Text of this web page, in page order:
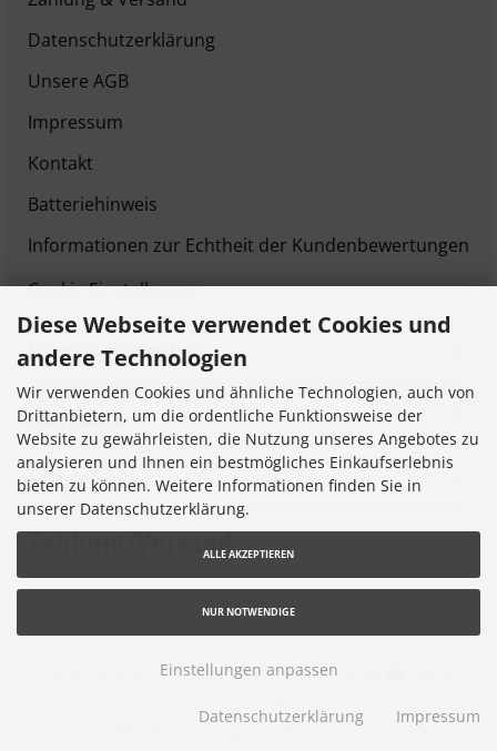
Datenschutzerklärung
Unsere AGB
Impressum
Kontakt
Batteriehinweis
Informationen zur Echtheit der Kundenbewertungen
Cookie Einstellungen
Kundenservice
Kontakt
Siegel
Zahlung/Versand
Medizinische Akkus © 2026 |Ihren eShop gibt es bei
ified eCommerce Shopsoftware © 2009-2026
Diese Webseite verwendet Cookies und
andere Technologien
Wir verwenden Cookies und ähnliche Technologien, auch von
Drittanbietern, um die ordentliche Funktionsweise der
Website zu gewährleisten, die Nutzung unseres Angebotes zu
analysieren und Ihnen ein bestmögliches Einkaufserlebnis
bieten zu können. Weitere Informationen finden Sie in
unserer Datenschutzerklärung.
ALLE AKZEPTIEREN
NUR NOTWENDIGE
Einstellungen anpassen
Datenschutzerklärung Impressum